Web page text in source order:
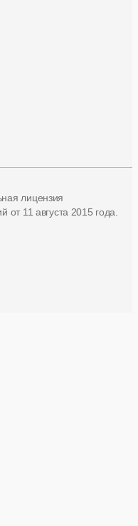
лицензия
от 11 августа 2015 года.